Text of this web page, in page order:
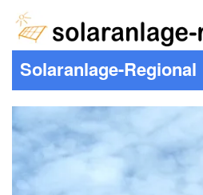
Solaranlage-Regional